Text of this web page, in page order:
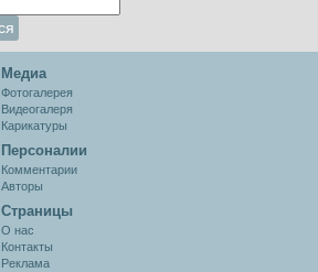
Медиа
Фотогалерея
Видеогалеря
Карикатуры
Персоналии
Комментарии
Авторы
Cтраницы
О нас
Контакты
Реклама